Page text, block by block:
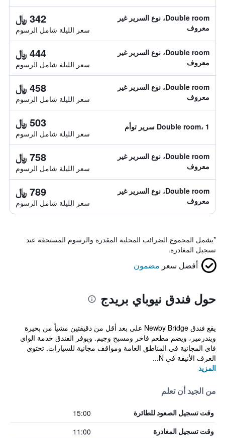
Double room، نوع السرير غير
معروف
342 ﷼
سعر الليلة شامل الرسوم
Double room، نوع السرير غير
معروف
444 ﷼
سعر الليلة شامل الرسوم
Double room، نوع السرير غير
معروف
458 ﷼
سعر الليلة شامل الرسوم
Double room، 1 سرير توأم 503 ﷼
سعر الليلة شامل الرسوم
Double room، نوع السرير غير
معروف
758 ﷼
سعر الليلة شامل الرسوم
Double room، نوع السرير غير
معروف
789 ﷼
سعر الليلة شامل الرسوم
*يشمل المجموع الضرائب المحلية المقدرة والرسوم المستحقة عند
تسجيل المغادرة.
أفضل سعر مضمون
حول فندق نيوباي بريدج
يقع فندق Newby Bridge على بعد أقل من دقيقتين مشياً من بحيرة
ويندرمير، ويضم مطعم فاخر ومسبح وجيم. ويوفر الفندق خدمة الواي
فاي المجانية في المناطق العامة ومواقف مجانية للسيارات. تحتوي
الغرف الأنيقة في N...
المزيد
من الجيد أن تعلم
وقت تسجيل الصعود للطائرة 15:00
وقت تسجيل المغادرة 11:00